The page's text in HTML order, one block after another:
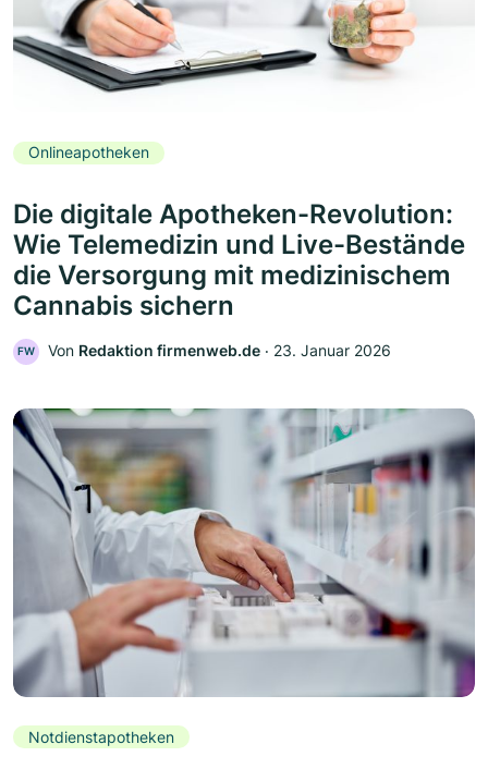
Onlineapotheken
Die digitale Apotheken-Revolution:
Wie Telemedizin und Live-Bestände
die Versorgung mit medizinischem
Cannabis sichern
FW Von Redaktion firmenweb.de ‧ 23. Januar 2026
Notdienstapotheken